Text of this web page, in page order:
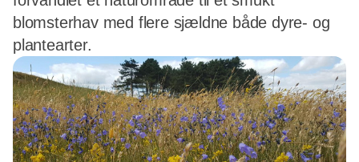
blomsterhav med flere sjældne både dyre- og
plantearter.